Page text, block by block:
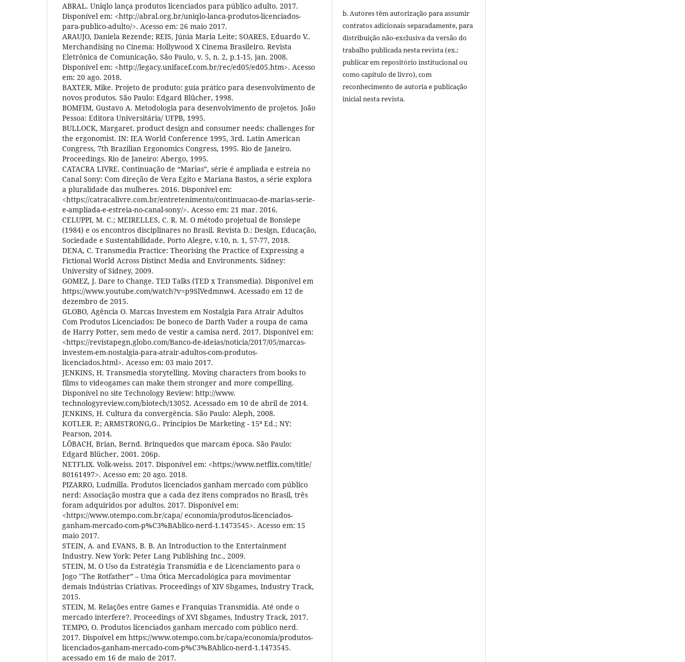
ABRAL. Uniqlo lança produtos licenciados para público adulto. 2017.
Disponível em: <http://abral.org.br/uniqlo-lanca-produtos-licenciados-
para-publico-adulto/>. Acesso em: 26 maio 2017.
ARAUJO, Daniela Rezende; REIS, Júnia Maria Leite; SOARES, Eduardo V..
Merchandising no Cinema: Hollywood X Cinema Brasileiro. Revista
Eletrônica de Comunicação, São Paulo, v. 5, n. 2, p.1-15, jan. 2008.
Disponível em: <http://legacy.unifacef.com.br/rec/ed05/ed05.htm>. Acesso
em: 20 ago. 2018.
BAXTER, Mike. Projeto de produto: guia prático para desenvolvimento de
novos produtos. São Paulo: Edgard Blücher, 1998.
BOMFIM, Gustavo A. Metodologia para desenvolvimento de projetos. João
Pessoa: Editora Universitária/ UFPB, 1995.
BULLOCK, Margaret. product design and consumer needs: challenges for
the ergonomist. IN: IEA World Conference 1995, 3rd. Latin American
Congress, 7th Brazilian Ergonomics Congress, 1995. Rio de Janeiro.
Proceedings. Rio de Janeiro: Abergo, 1995.
CATACRA LIVRE. Continuação de “Marias”, série é ampliada e estreia no
Canal Sony: Com direção de Vera Egito e Mariana Bastos, a série explora
a pluralidade das mulheres. 2016. Disponível em:
<https://catracalivre.com.br/entretenimento/continuacao-de-marias-serie-
e-ampliada-e-estreia-no-canal-sony/>. Acesso em: 21 mar. 2016.
CELUPPI, M. C.; MEIRELLES, C. R. M. O método projetual de Bonsiepe
(1984) e os encontros disciplinares no Brasil. Revista D.: Design, Educação,
Sociedade e Sustentabilidade, Porto Alegre, v.10, n. 1, 57-77, 2018.
DENA, C. Transmedia Practice: Theorising the Practice of Expressing a
Fictional World Across Distinct Media and Environments. Sidney:
University of Sidney, 2009.
GOMEZ, J. Dare to Change. TED Talks (TED x Transmedia). Disponível em
https://www.youtube.com/watch?v=p9SlVedmnw4. Acessado em 12 de
dezembro de 2015.
GLOBO, Agência O. Marcas Investem em Nostalgia Para Atrair Adultos
Com Produtos Licenciados: De boneco de Darth Vader a roupa de cama
de Harry Potter, sem medo de vestir a camisa nerd. 2017. Disponível em:
<https://revistapegn.globo.com/Banco-de-ideias/noticia/2017/05/marcas-
investem-em-nostalgia-para-atrair-adultos-com-produtos-
licenciados.html>. Acesso em: 03 maio 2017.
JENKINS, H. Transmedia storytelling. Moving characters from books to
films to videogames can make them stronger and more compelling.
Disponível no site Technology Review: http://www.
technologyreview.com/biotech/13052. Acessado em 10 de abril de 2014.
JENKINS, H. Cultura da convergência. São Paulo: Aleph, 2008.
KOTLER. P.; ARMSTRONG,G.. Princípios De Marketing - 15ª Ed.; NY:
Pearson, 2014.
LÖBACH, Brian, Bernd. Brinquedos que marcam época. São Paulo:
Edgard Blücher, 2001. 206p.
NETFLIX. Volk-weiss. 2017. Disponível em: <https://www.netflix.com/title/
80161497>. Acesso em: 20 ago. 2018.
PIZARRO, Ludmilla. Produtos licenciados ganham mercado com público
nerd: Associação mostra que a cada dez itens comprados no Brasil, três
foram adquiridos por adultos. 2017. Disponível em:
<https://www.otempo.com.br/capa/ economia/produtos-licenciados-
ganham-mercado-com-p%C3%BAblico-nerd-1.1473545>. Acesso em: 15
maio 2017.
STEIN, A. and EVANS, B. B. An Introduction to the Entertainment
Industry. New York: Peter Lang Publishing Inc., 2009.
STEIN, M. O Uso da Estratégia Transmídia e de Licenciamento para o
Jogo "The Rotfather” – Uma Ótica Mercadológica para movimentar
demais Indústrias Criativas. Proceedings of XIV Sbgames, Industry Track,
2015.
STEIN, M. Relações entre Games e Franquias Transmídia. Até onde o
mercado interfere?. Proceedings of XVI Sbgames, Industry Track, 2017.
TEMPO, O. Produtos licenciados ganham mercado com público nerd.
2017. Dispoível em https://www.otempo.com.br/capa/economia/produtos-
licenciados-ganham-mercado-com-p%C3%BAblico-nerd-1.1473545.
acessado em 16 de maio de 2017.
b. Autores têm autorização para assumir
contratos adicionais separadamente, para
distribuição não-exclusiva da versão do
trabalho publicada nesta revista (ex.:
publicar em repositório institucional ou
como capítulo de livro), com
reconhecimento de autoria e publicação
inicial nesta revista.